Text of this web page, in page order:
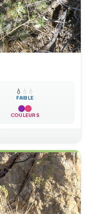
💧 💧 💧
FAIBLE
COULEURS